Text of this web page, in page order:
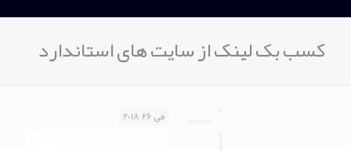
کسب بک لینک از سایت های استاندارد
می 26, 2018